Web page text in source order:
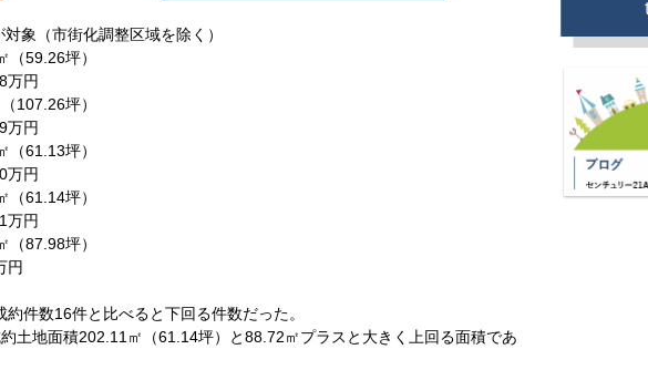
象（市街化調整区域を除く）
（59.26坪）
円
（107.26坪）
円
（61.13坪）
円
（61.14坪）
円
（87.98坪）
円
件数16件と比べると下回る件数だった。
土地面積202.11㎡（61.14坪）と88.72㎡プラスと大きく上回る面積であ